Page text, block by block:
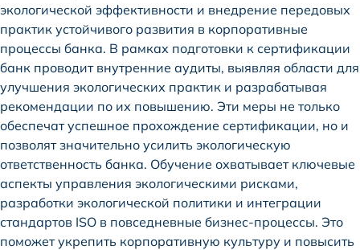
экологической эффективности и внедрение передовых
практик устойчивого развития в корпоративные
процессы банка. В рамках подготовки к сертификации
банк проводит внутренние аудиты, выявляя области для
улучшения экологических практик и разрабатывая
рекомендации по их повышению. Эти меры не только
обеспечат успешное прохождение сертификации, но и
позволят значительно усилить экологическую
ответственность банка. Обучение охватывает ключевые
аспекты управления экологическими рисками,
разработки экологической политики и интеграции
стандартов ISO в повседневные бизнес-процессы. Это
поможет укрепить корпоративную культуру и повысить